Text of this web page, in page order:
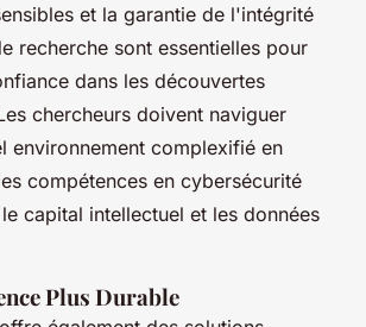
et la garantie de l'intégrité
recherche sont essentielles pour
dans les découvertes
chercheurs doivent naviguer
environnement complexifié en
compétences en cybersécurité
capital intellectuel et les données
Plus Durable